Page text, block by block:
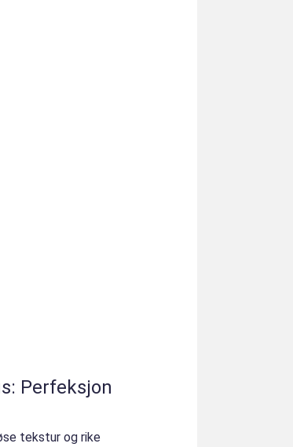
Perfeksjon
tekstur og rike